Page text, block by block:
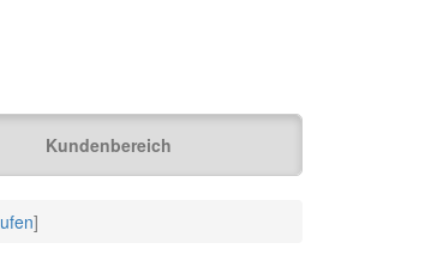
Kundenbereich
]